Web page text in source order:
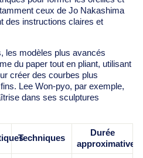
ceux de Jo Nakashima
des instructions claires et
les modèles plus avancés
du paper tout en pliant, utilisant
créer des courbes plus
Lee Won-pyo, par exemple,
dans ses sculptures
Techniques
Durée
approximative